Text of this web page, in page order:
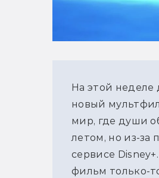
На этой неделе
новый
мир, где души
летом, но из-за
сервисе
фильм только-